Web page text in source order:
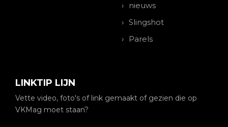
nieuws
Slingshot
Parels
LINKTIP LIJN
Vette video, foto's of link gemaakt of gezien die op
VKMag moet staan?